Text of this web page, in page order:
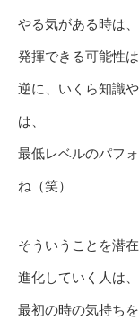
やる気がある時は
発揮できる可能性は
逆に、いくら知識
は、
最低レベルのパフ
ね（笑）
そういうことを潜
進化していく人は、
最初の時の気持ち